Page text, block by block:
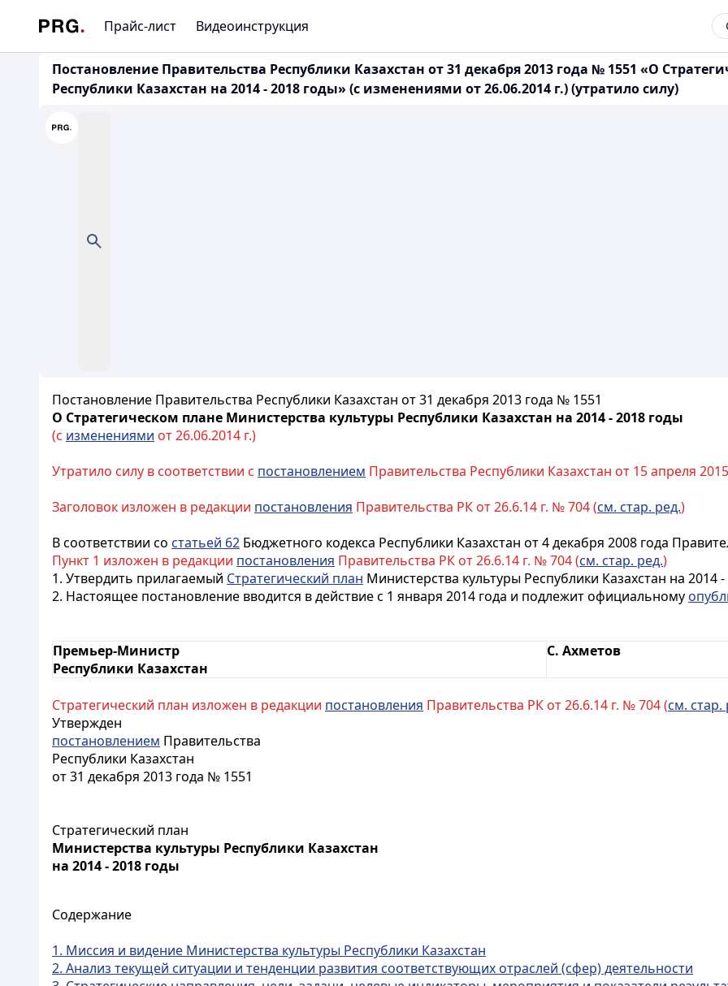
Прайс-лист Видеоинструкция
Постановление Правительства Республики Казахстан от 31 декабря 2013 года № 1551 «О
Республики Казахстан на 2014 - 2018 годы» (с изменениями от 26.06.2014 г.) (утратило силу)
Постановление Правительства Республики Казахстан от 31 декабря 2013 года № 1551
О Стратегическом плане Министерства культуры Республики Казахстан на 2014 - 2018 годы
(с изменениями от 26.06.2014 г.)
Утратило силу в соответствии с постановлением Правительства Республики Казахстан от 15 апреля
Заголовок изложен в редакции постановления Правительства РК от 26.6.14 г. № 704 (см. стар. ред.)
В соответствии со статьей 62 Бюджетного кодекса Республики Казахстан от 4 декабря 2008 года
Пункт 1 изложен в редакции постановления Правительства РК от 26.6.14 г. № 704 (см. стар. ред.)
1. Утвердить прилагаемый Стратегический план Министерства культуры Республики Казахстан на 2014
2. Настоящее постановление вводится в действие с 1 января 2014 года и подлежит официальному
Премьер-Министр
Республики Казахстан
С. Ахметов
Стратегический план изложен в редакции постановления Правительства РК от 26.6.14 г. № 704 (см. стар.
Утвержден
постановлением Правительства
Республики Казахстан
от 31 декабря 2013 года № 1551
Стратегический план
Министерства культуры Республики Казахстан
на 2014 - 2018 годы
Содержание
1. Миссия и видение Министерства культуры Республики Казахстан
2. Анализ текущей ситуации и тенденции развития соответствующих отраслей (сфер) деятельности